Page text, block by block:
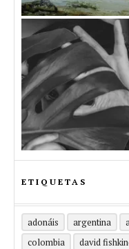
ETIQUETAS
adonáis argentina
colombia
david